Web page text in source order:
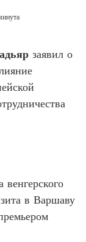
заявил о
в Варшаву